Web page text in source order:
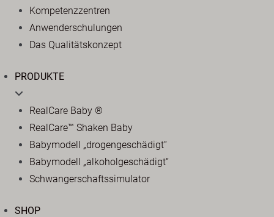
Kompetenzzentren
Anwenderschulungen
Das Qualitätskonzept
PRODUKTE
RealCare Baby ®
RealCare™ Shaken Baby
Babymodell „drogengeschädigt“
Babymodell „alkoholgeschädigt“
Schwangerschaftssimulator
SHOP